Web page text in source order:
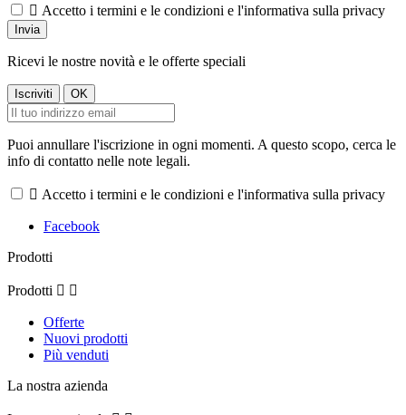
 Accetto i termini e le condizioni e l'informativa sulla privacy
Ricevi le nostre novità e le offerte speciali
Puoi annullare l'iscrizione in ogni momenti. A questo scopo, cerca le
info di contatto nelle note legali.
 Accetto i termini e le condizioni e l'informativa sulla privacy
Facebook
Prodotti
Prodotti  
Offerte
Nuovi prodotti
Più venduti
La nostra azienda